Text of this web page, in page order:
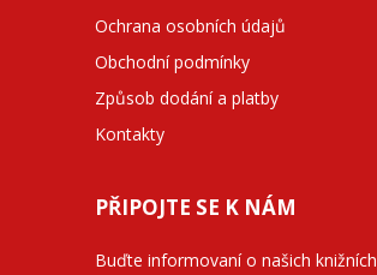
Ochrana osobních údajů
Obchodní podmínky
Způsob dodání a platby
Kontakty
PŘIPOJTE SE K NÁM
Buďte informovaní o našich knižních